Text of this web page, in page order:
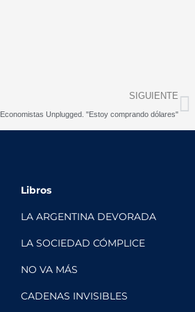
SIGUIENTE
Economistas Unplugged. "Estoy comprando dólares"
Libros
LA ARGENTINA DEVORADA
LA SOCIEDAD CÓMPLICE
NO VA MÁS
CADENAS INVISIBLES